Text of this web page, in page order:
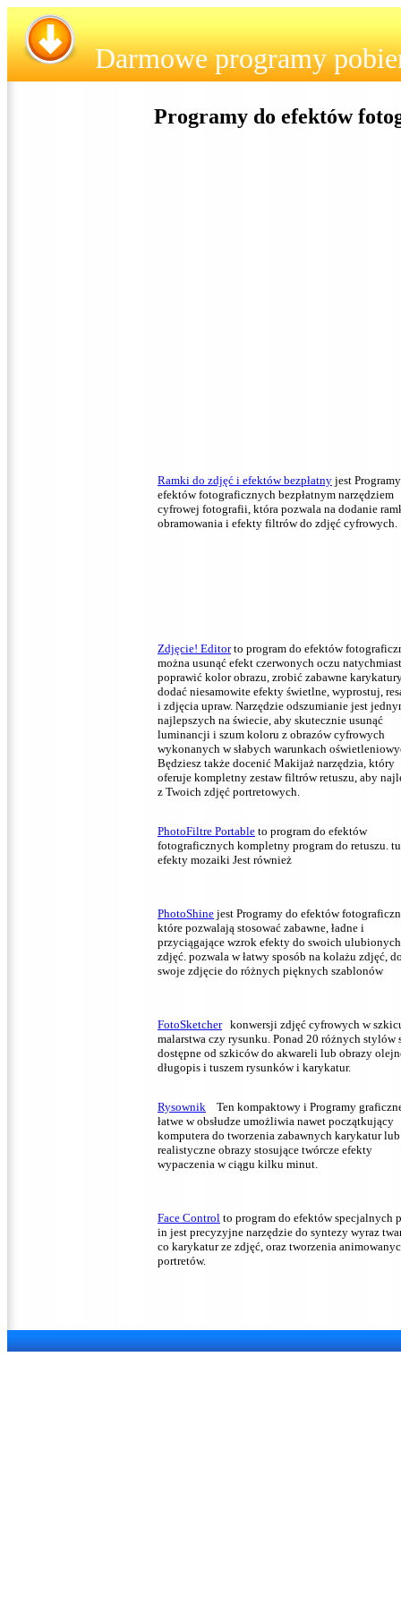
Darmowe programy
Programy do efektów
Ramki do zdjęć i efektów bezpłatny jest
efektów fotograficznych bezpłatnym narzędziem
cyfrowej fotografii, która pozwala na dodanie
obramowania i efekty filtrów do zdjęć cyfrowych.
Zdjęcie! Editorto program do efektów
można usunąć efekt czerwonych oczu natychmiast
poprawić kolor obrazu, zrobić zabawne
dodać niesamowite efekty świetlne, wyprostuj,
i zdjęcia upraw. Narzędzie odszumianie jest
najlepszych na świecie, aby skutecznie usunąć
luminancji i szum koloru z obrazów cyfrowych
wykonanych w słabych warunkach
Będziesz także docenić Makijaż narzędzia, który
oferuje kompletny zestaw filtrów retuszu, aby
z Twoich zdjęć portretowych.
PhotoFiltre Portable to program do efektów
fotograficznych kompletny program do retuszu.
efekty mozaiki Jest również
PhotoShine jest Programy do efektów
które pozwalają stosować zabawne, ładne i
przyciągające wzrok efekty do swoich ulubionych
zdjęć. pozwala w łatwy sposób na kolażu zdjęć,
swoje zdjęcie do różnych pięknych szablonów
FotoSketcherkonwersji zdjęć cyfrowych w
malarstwa czy rysunku. Ponad 20 różnych stylów
dostępne od szkiców do akwareli lub obrazy
długopis i tuszem rysunków i karykatur.
Rysownik Ten kompaktowy i Programy
łatwe w obsłudze umożliwia nawet początkujący
komputera do tworzenia zabawnych karykatur lub
realistyczne obrazy stosujące twórcze efekty
wypaczenia w ciągu kilku minut.
Face Control to program do efektów specjalnych
in jest precyzyjne narzędzie do syntezy wyraz
co karykatur ze zdjęć, oraz tworzenia
portretów.